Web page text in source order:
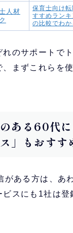
人材
保育士向け
すすめラン
の比較でわか
れのサポートで
まずこれらを
ある60代
」もおすす
がある方は、あ
ビスにも1社は登